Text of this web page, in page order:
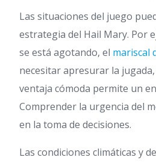
Las situaciones del juego
estrategia del Hail Mary. Por
se está agotando, el mariscal
necesitar apresurar la
ventaja cómoda permite un
Comprender la urgencia del
en la toma de decisiones.
Las condiciones climáticas y